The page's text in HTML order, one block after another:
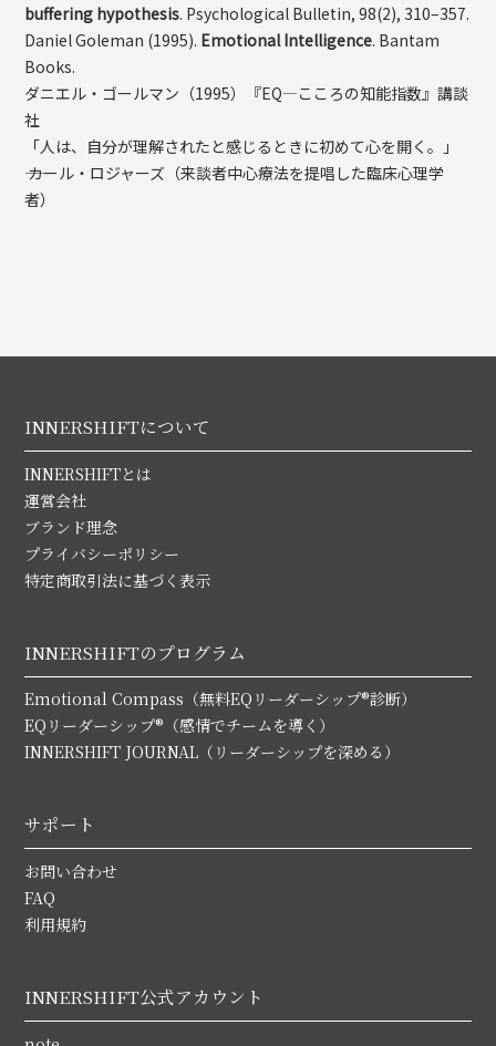
buffering hypothesis. Psychological Bulletin, 98(2), 310–357.
Daniel Goleman (1995). Emotional Intelligence. Bantam
Books.
ダニエル・ゴールマン（1995）『EQ—こころの知能指数』講談
社
「人は、自分が理解されたと感じるときに初めて心を開く。」
―― カール・ロジャーズ（来談者中心療法を提唱した臨床心理学
者）
INNERSHIFTについて
INNERSHIFTとは
運営会社
ブランド理念
プライバシーポリシー
特定商取引法に基づく表示
INNERSHIFTのプログラム
Emotional Compass（無料EQリーダーシップ®診断）
EQリーダーシップ®（感情でチームを導く）
INNERSHIFT JOURNAL（リーダーシップを深める）
サポート
お問い合わせ
FAQ
利用規約
INNERSHIFT公式アカウント